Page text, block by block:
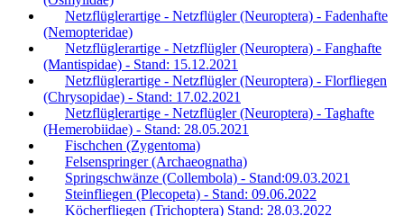
Netzflüglerartige - Netzflügler (Neuroptera) - Fadenhafte
(Nemopteridae)
Netzflüglerartige - Netzflügler (Neuroptera) - Fanghafte
(Mantispidae) - Stand: 15.12.2021
Netzflüglerartige - Netzflügler (Neuroptera) - Florfliegen
(Chrysopidae) - Stand: 17.02.2021
Netzflüglerartige - Netzflügler (Neuroptera) - Taghafte
(Hemerobiidae) - Stand: 28.05.2021
Fischchen (Zygentoma)
Felsenspringer (Archaeognatha)
Springschwänze (Collembola) - Stand:09.03.2021
Steinfliegen (Plecopeta) - Stand: 09.06.2022
Köcherfliegen (Trichoptera) Stand: 28.03.2022